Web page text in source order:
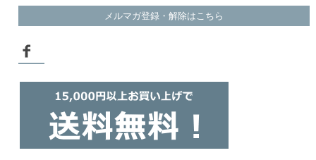
メルマガ登録・解除はこちら